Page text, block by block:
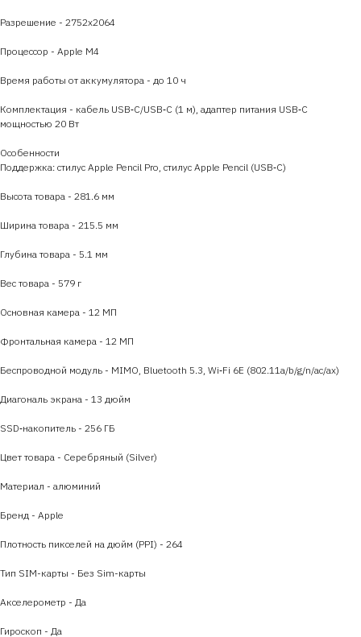
Разрешение - 2752х2064
Процессор - Apple M4
Время работы от аккумулятора - до 10 ч
Комплектация - кабель USB‑C/USB‑C (1 м), адаптер питания USB‑C
мощностью 20 Вт
Особенности
Поддержка: стилус Apple Pencil Pro, стилус Apple Pencil (USB‑C)
Высота товара - 281.6 мм
Ширина товара - 215.5 мм
Глубина товара - 5.1 мм
Вес товара - 579 г
Основная камера - 12 МП
Фронтальная камера - 12 МП
Беспроводной модуль - MIMO, Bluetooth 5.3, Wi‑Fi 6E (802.11a/b/g/n/​​ac/ax)
Диагональ экрана - 13 дюйм
SSD‑накопитель - 256 ГБ
Цвет товара - Серебряный (Silver)
Материал - алюминий
Бренд - Apple
Плотность пикселей на дюйм (PPI) - 264
Тип SIM-карты - Без Sim-карты
Акселерометр - Да
Гироскоп - Да